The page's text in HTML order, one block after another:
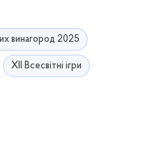
винагород 2025
ХІІ Всесвітні ігри